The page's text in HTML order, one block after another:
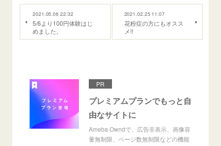
2021.05.06 22:32
5/6より100円体験はじ
めました。
2021.02.25 11:07
花粉症の方にもオスス
メ!!
PR
プレミアムプランでもっと自
由なサイトに
Ameba Owndで、広告非表示、画像容
量無制限、ページ数無制限などの機能